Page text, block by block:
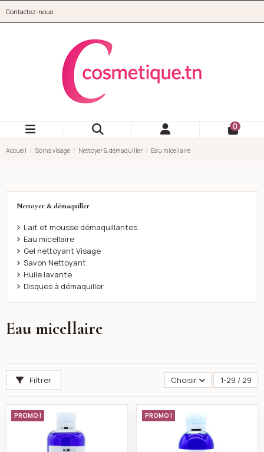
Contactez-nous
0
Accueil Soins visage Nettoyer & démaquiller Eau micellaire
Eau micellaire
Filtrer Choisir 1-29 / 29
k-reine Démaquillant biphase yeux waterproof 400 ml
PROMO ! k-reine
PROMO !
Nettoyer & démaquiller
Lait et mousse démaquillantes
Eau micellaire
Gel nettoyant Visage
Savon Nettoyant
Huile lavante
Disques à démaquiller